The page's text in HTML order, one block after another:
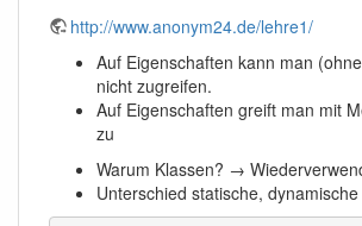
http://www.anonym24.de/lehre1/
Auf Eigenschaften kann man
nicht zugreifen.
Auf Eigenschaften greift man mit
zu
Warum Klassen? →
Unterschied statische,